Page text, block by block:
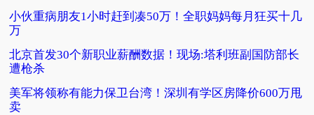
小伙重病朋友1小时赶到凑50万！全职妈妈每月狂买十几
万
北京首发30个新职业薪酬数据！现场:塔利班副国防部长
遭枪杀
美军将领称有能力保卫台湾！深圳有学区房降价600万甩
卖